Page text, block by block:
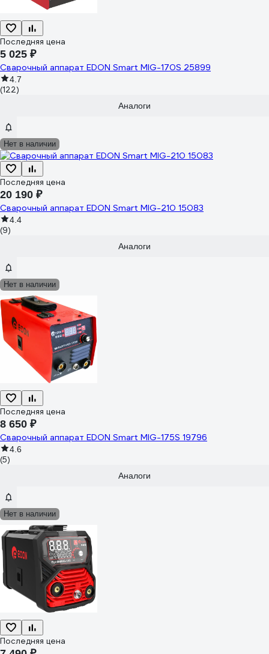
Последняя цена
5 025 ₽
Сварочный аппарат EDON Smart MIG-170S 25899
4.7
(122)
Аналоги
Нет в наличии
Последняя цена
20 190 ₽
Сварочный аппарат EDON Smart MIG-210 15083
4.4
(9)
Аналоги
Нет в наличии
Последняя цена
8 650 ₽
Сварочный аппарат EDON Smart MIG-175S 19796
4.6
(5)
Аналоги
Нет в наличии
Последняя цена